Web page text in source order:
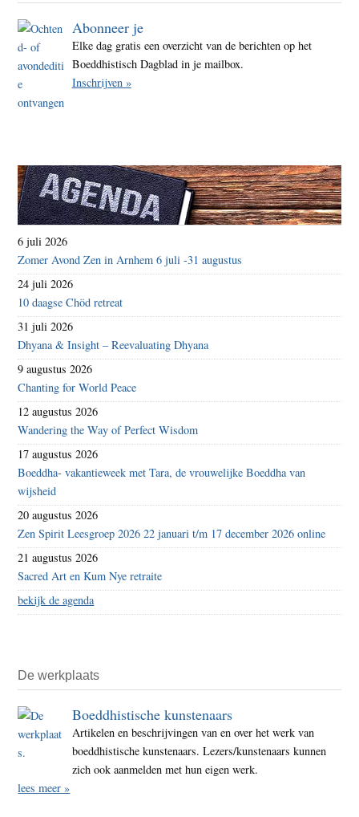
Abonneer je
Elke dag gratis een overzicht van de berichten op het
Boeddhistisch Dagblad in je mailbox.
Inschrijven »
6 juli 2026
Zomer Avond Zen in Arnhem 6 juli -31 augustus
24 juli 2026
10 daagse Chöd retreat
31 juli 2026
Dhyana & Insight – Reevaluating Dhyana
9 augustus 2026
Chanting for World Peace
12 augustus 2026
Wandering the Way of Perfect Wisdom
17 augustus 2026
Boeddha- vakantieweek met Tara, de vrouwelijke Boeddha van
wijsheid
20 augustus 2026
Zen Spirit Leesgroep 2026 22 januari t/m 17 december 2026 online
21 augustus 2026
Sacred Art en Kum Nye retraite
bekijk de agenda
De werkplaats
Boeddhistische kunstenaars
Artikelen en beschrijvingen van en over het werk van
boeddhistische kunstenaars. Lezers/kunstenaars kunnen
zich ook aanmelden met hun eigen werk.
lees meer »